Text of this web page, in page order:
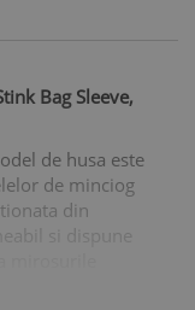
Bag Sleeve,
de husa este
de minciog
din
si dispune